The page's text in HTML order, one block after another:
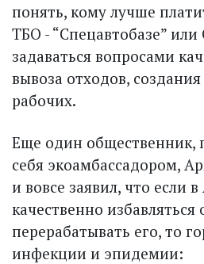
понять, кому лучше
ТБО - “Спец­автобазе”
задаваться вопросами
вывоза отходов,
рабочих.
Еще один
себя экоамбассадором,
и вовсе заявил, что если
качественно избавляться
перерабатывать его, то
инфекции и эпидемии: